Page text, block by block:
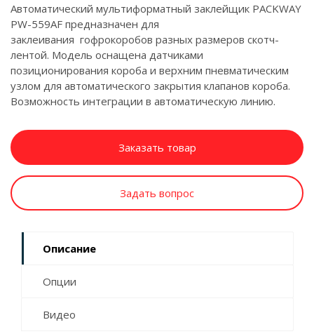
Автоматический мультиформатный заклейщик PACKWAY
PW-559AF предназначен для
заклеивания гофрокоробов разных размеров скотч-
лентой. Модель оснащена датчиками
позиционирования короба и верхним пневматическим
узлом для автоматического закрытия клапанов короба.
Возможность интеграции в автоматическую линию.
Заказать товар
Задать вопрос
Описание
Опции
Видео